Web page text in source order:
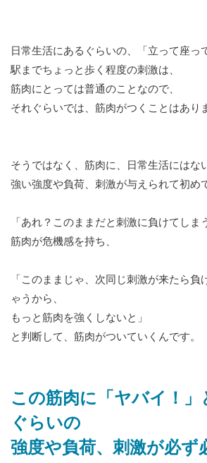
日常生活にあるぐらいの、「立って座っ
駅までちょっと歩く程度の刺激は、
筋肉にとっては普通のことなので、
それぐらいでは、筋肉がつくことはあり
そうではなく、筋肉に、日常生活にはな
強い強度や負荷、刺激が与えられて初め
「あれ？このままだと刺激に負けてしま
筋肉が危機感を持ち、
「このままじゃ、次同じ刺激が来たら負
ゃうから、
もっと筋肉を強くしないと」
と判断して、筋肉がついていくんです。
この筋肉に「ヤバイ！」
ぐらいの
強度や負荷、刺激が必ず